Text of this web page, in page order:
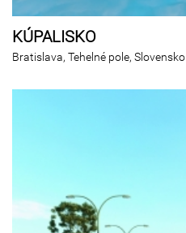
KÚPALISKO
Bratislava, Tehelné pole, Slovensko